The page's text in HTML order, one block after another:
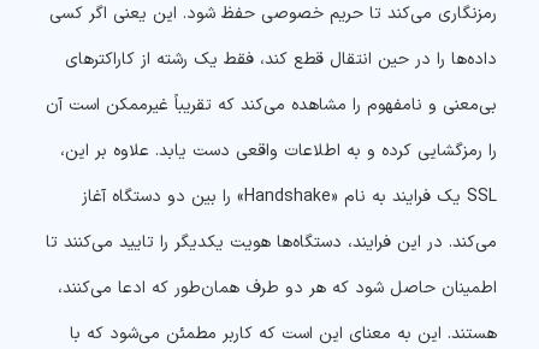
رمزنگاری می‌کند تا حریم خصوصی حفظ شود. این یعنی اگر کسی
داده‌ها را در حین انتقال قطع کند، فقط یک رشته از کاراکترهای
بی‌معنی و نامفهوم را مشاهده می‌کند که تقریباً غیرممکن است آن
را رمزگشایی کرده و به اطلاعات واقعی دست یابد. علاوه بر این،
SSL یک فرایند به نام «Handshake» را بین دو دستگاه آغاز
می‌کند. در این فرایند، دستگاه‌ها هویت یکدیگر را تایید می‌کنند تا
اطمینان حاصل شود که هر دو طرف همان‌طور که ادعا می‌کنند،
هستند. این به معنای این است که کاربر مطمئن می‌شود که با